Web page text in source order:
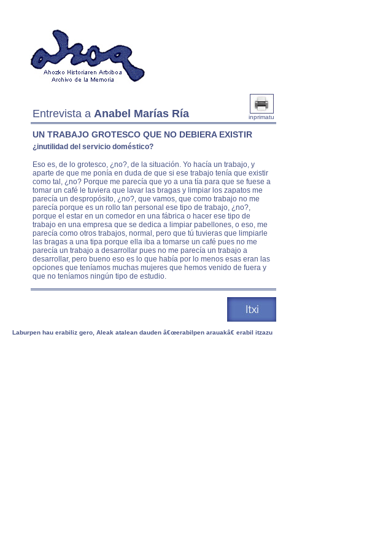
Entrevista a Anabel Marías Ría inprimatu
UN TRABAJO GROTESCO QUE NO DEBIERA EXISTIR
¿inutilidad del servicio doméstico?
Eso es, de lo grotesco, ¿no?, de la situación. Yo hacía un trabajo, y
aparte de que me ponía en duda de que si ese trabajo tenía que existir
como tal, ¿no? Porque me parecía que yo a una tía para que se fuese a
tomar un café le tuviera que lavar las bragas y limpiar los zapatos me
parecía un despropósito, ¿no?, que vamos, que como trabajo no me
parecía porque es un rollo tan personal ese tipo de trabajo, ¿no?,
porque el estar en un comedor en una fábrica o hacer ese tipo de
trabajo en una empresa que se dedica a limpiar pabellones, o eso, me
parecía como otros trabajos, normal, pero que tú tuvieras que limpiarle
las bragas a una tipa porque ella iba a tomarse un café pues no me
parecía un trabajo a desarrollar pues no me parecía un trabajo a
desarrollar, pero bueno eso es lo que había por lo menos esas eran las
opciones que teníamos muchas mujeres que hemos venido de fuera y
que no teníamos ningún tipo de estudio.
Laburpen hau erabiliz gero, Aleak atalean dauden â€œerabilpen arauakâ€ erabil itzazu